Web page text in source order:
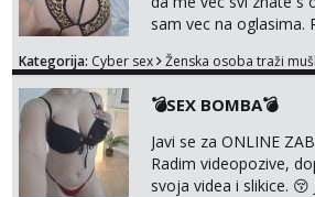
dovoljna uvije...
sam vec na oglasima.
Za lijepu suradnju javi
0045
Kategorija: Cyber sex Ženska osoba traži
💣SEX BOMBA💣
Javi se za ONLINE
Radim videopozive,
svoja videa i slikice.